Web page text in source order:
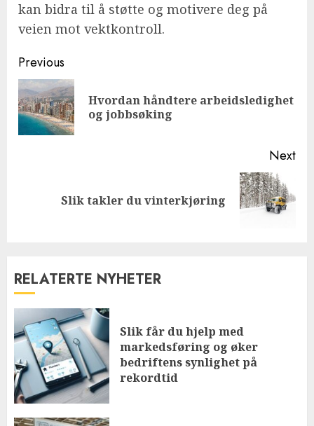
kan bidra til å støtte og motivere deg på
veien mot vektkontroll.
Continue
Reading
Previous
Hvordan håndtere arbeidsledighet
og jobbsøking
Next
Slik takler du vinterkjøring
RELATERTE NYHETER
Slik får du hjelp med
markedsføring og øker
bedriftens synlighet på
rekordtid